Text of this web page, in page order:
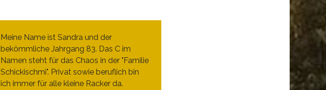
Meine Name ist Sandra und der
bekömmliche Jahrgang 83. Das C im
Namen steht für das Chaos in der "Familie
Schickischmi". Privat sowie beruflich bin
ich immer für alle kleine Racker da.